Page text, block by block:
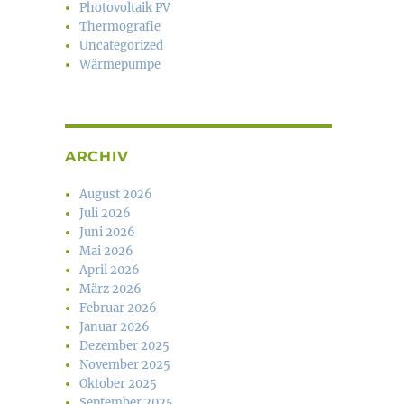
Photovoltaik PV
Thermografie
Uncategorized
Wärmepumpe
ARCHIV
August 2026
Juli 2026
Juni 2026
Mai 2026
April 2026
März 2026
Februar 2026
Januar 2026
Dezember 2025
November 2025
Oktober 2025